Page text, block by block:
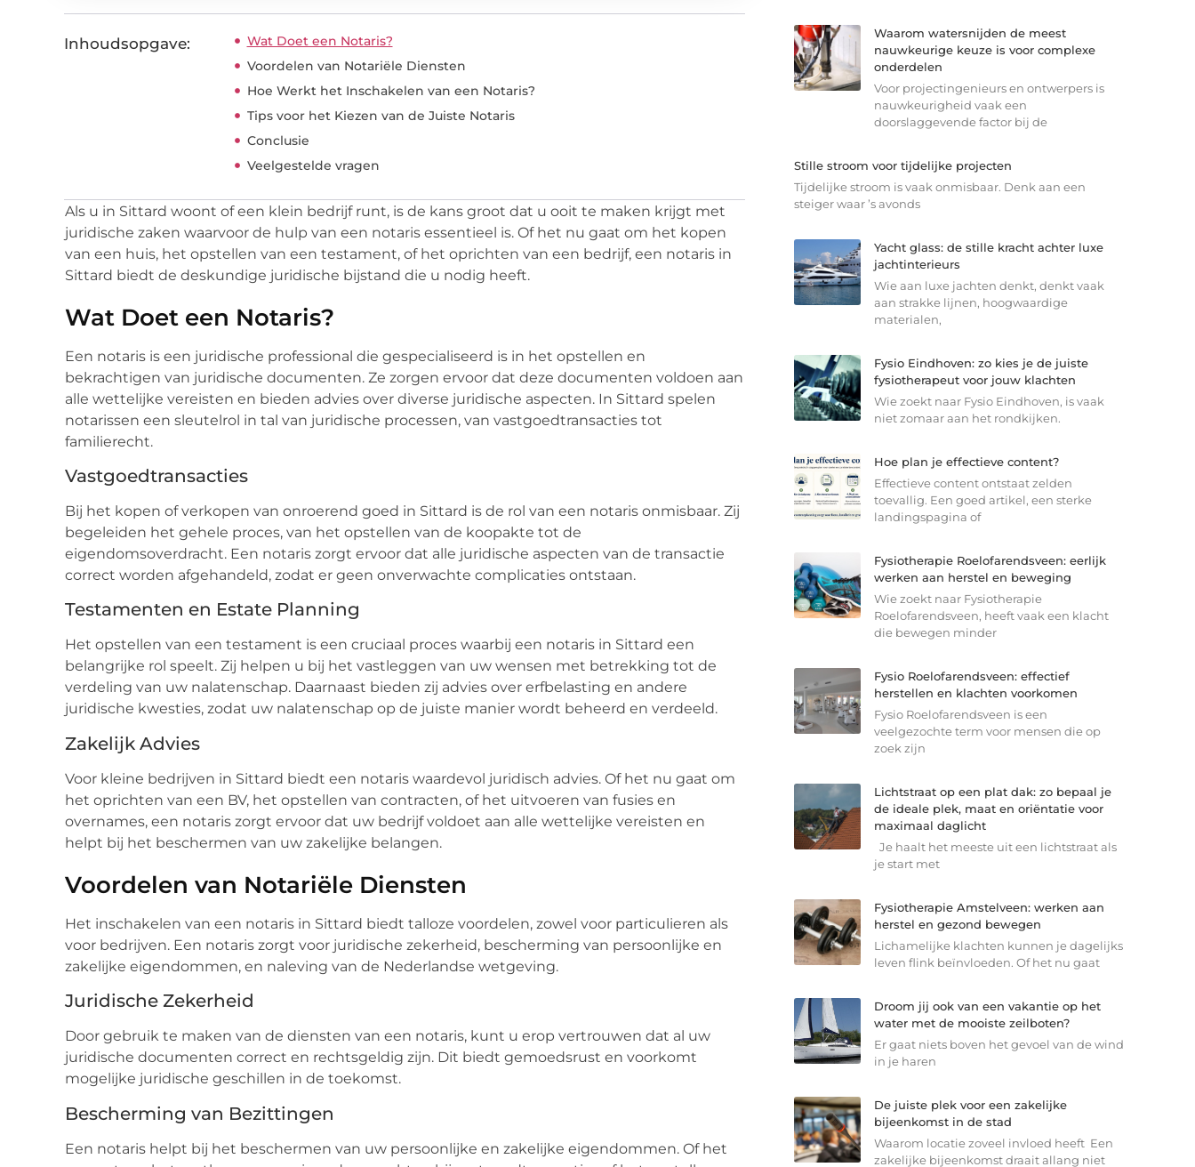
Inhoudsopgave:
Wat Doet een Notaris?
Voordelen van Notariële Diensten
Hoe Werkt het Inschakelen van een Notaris?
Tips voor het Kiezen van de Juiste Notaris
Conclusie
Veelgestelde vragen
Als u in Sittard woont of een klein bedrijf runt, is de kans groot dat u ooit te maken krijgt met
juridische zaken waarvoor de hulp van een notaris essentieel is. Of het nu gaat om het kopen
van een huis, het opstellen van een testament, of het oprichten van een bedrijf, een notaris in
Sittard biedt de deskundige juridische bijstand die u nodig heeft.
Wat Doet een Notaris?
Een notaris is een juridische professional die gespecialiseerd is in het opstellen en
bekrachtigen van juridische documenten. Ze zorgen ervoor dat deze documenten voldoen aan
alle wettelijke vereisten en bieden advies over diverse juridische aspecten. In Sittard spelen
notarissen een sleutelrol in tal van juridische processen, van vastgoedtransacties tot
familierecht.
Vastgoedtransacties
Bij het kopen of verkopen van onroerend goed in Sittard is de rol van een notaris onmisbaar. Zij
begeleiden het gehele proces, van het opstellen van de koopakte tot de
eigendomsoverdracht. Een notaris zorgt ervoor dat alle juridische aspecten van de transactie
correct worden afgehandeld, zodat er geen onverwachte complicaties ontstaan.
Testamenten en Estate Planning
Het opstellen van een testament is een cruciaal proces waarbij een notaris in Sittard een
belangrijke rol speelt. Zij helpen u bij het vastleggen van uw wensen met betrekking tot de
verdeling van uw nalatenschap. Daarnaast bieden zij advies over erfbelasting en andere
juridische kwesties, zodat uw nalatenschap op de juiste manier wordt beheerd en verdeeld.
Zakelijk Advies
Voor kleine bedrijven in Sittard biedt een notaris waardevol juridisch advies. Of het nu gaat om
het oprichten van een BV, het opstellen van contracten, of het uitvoeren van fusies en
overnames, een notaris zorgt ervoor dat uw bedrijf voldoet aan alle wettelijke vereisten en
helpt bij het beschermen van uw zakelijke belangen.
Voordelen van Notariële Diensten
Het inschakelen van een notaris in Sittard biedt talloze voordelen, zowel voor particulieren als
voor bedrijven. Een notaris zorgt voor juridische zekerheid, bescherming van persoonlijke en
zakelijke eigendommen, en naleving van de Nederlandse wetgeving.
Juridische Zekerheid
Door gebruik te maken van de diensten van een notaris, kunt u erop vertrouwen dat al uw
juridische documenten correct en rechtsgeldig zijn. Dit biedt gemoedsrust en voorkomt
mogelijke juridische geschillen in de toekomst.
Bescherming van Bezittingen
Een notaris helpt bij het beschermen van uw persoonlijke en zakelijke eigendommen. Of het
Waarom watersnijden de meest
nauwkeurige keuze is voor complexe
onderdelen
Voor projectingenieurs en ontwerpers is
nauwkeurigheid vaak een
doorslaggevende factor bij de
Stille stroom voor tijdelijke projecten
Tijdelijke stroom is vaak onmisbaar. Denk aan een
steiger waar ’s avonds
Yacht glass: de stille kracht achter luxe
jachtinterieurs
Wie aan luxe jachten denkt, denkt vaak
aan strakke lijnen, hoogwaardige
materialen,
Fysio Eindhoven: zo kies je de juiste
fysiotherapeut voor jouw klachten
Wie zoekt naar Fysio Eindhoven, is vaak
niet zomaar aan het rondkijken.
Hoe plan je effectieve content?
Effectieve content ontstaat zelden
toevallig. Een goed artikel, een sterke
landingspagina of
Fysiotherapie Roelofarendsveen: eerlijk
werken aan herstel en beweging
Wie zoekt naar Fysiotherapie
Roelofarendsveen, heeft vaak een klacht
die bewegen minder
Fysio Roelofarendsveen: effectief
herstellen en klachten voorkomen
Fysio Roelofarendsveen is een
veelgezochte term voor mensen die op
zoek zijn
Lichtstraat op een plat dak: zo bepaal je
de ideale plek, maat en oriëntatie voor
maximaal daglicht
Je haalt het meeste uit een lichtstraat als
je start met
Fysiotherapie Amstelveen: werken aan
herstel en gezond bewegen
Lichamelijke klachten kunnen je dagelijks
leven flink beïnvloeden. Of het nu gaat
Droom jij ook van een vakantie op het
water met de mooiste zeilboten?
Er gaat niets boven het gevoel van de wind
in je haren
De juiste plek voor een zakelijke
bijeenkomst in de stad
Waarom locatie zoveel invloed heeft Een
zakelijke bijeenkomst draait allang niet